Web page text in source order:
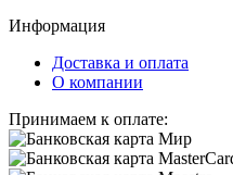
Информация
Доставка и оплата
О компании
Принимаем к оплате: